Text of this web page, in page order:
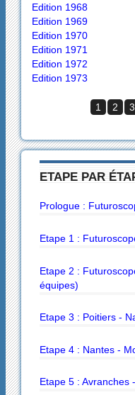
Edition 1968
Edition 1969
Edition 1970
Edition 1971
Edition 1972
Edition 1973
1 2 3
ETAPE PAR
Prologue :
Etape 1 :
Etape 2 :
équipes)
Etape 3 : Poitiers -
Etape 4 : Nantes -
Etape 5 : Avranches